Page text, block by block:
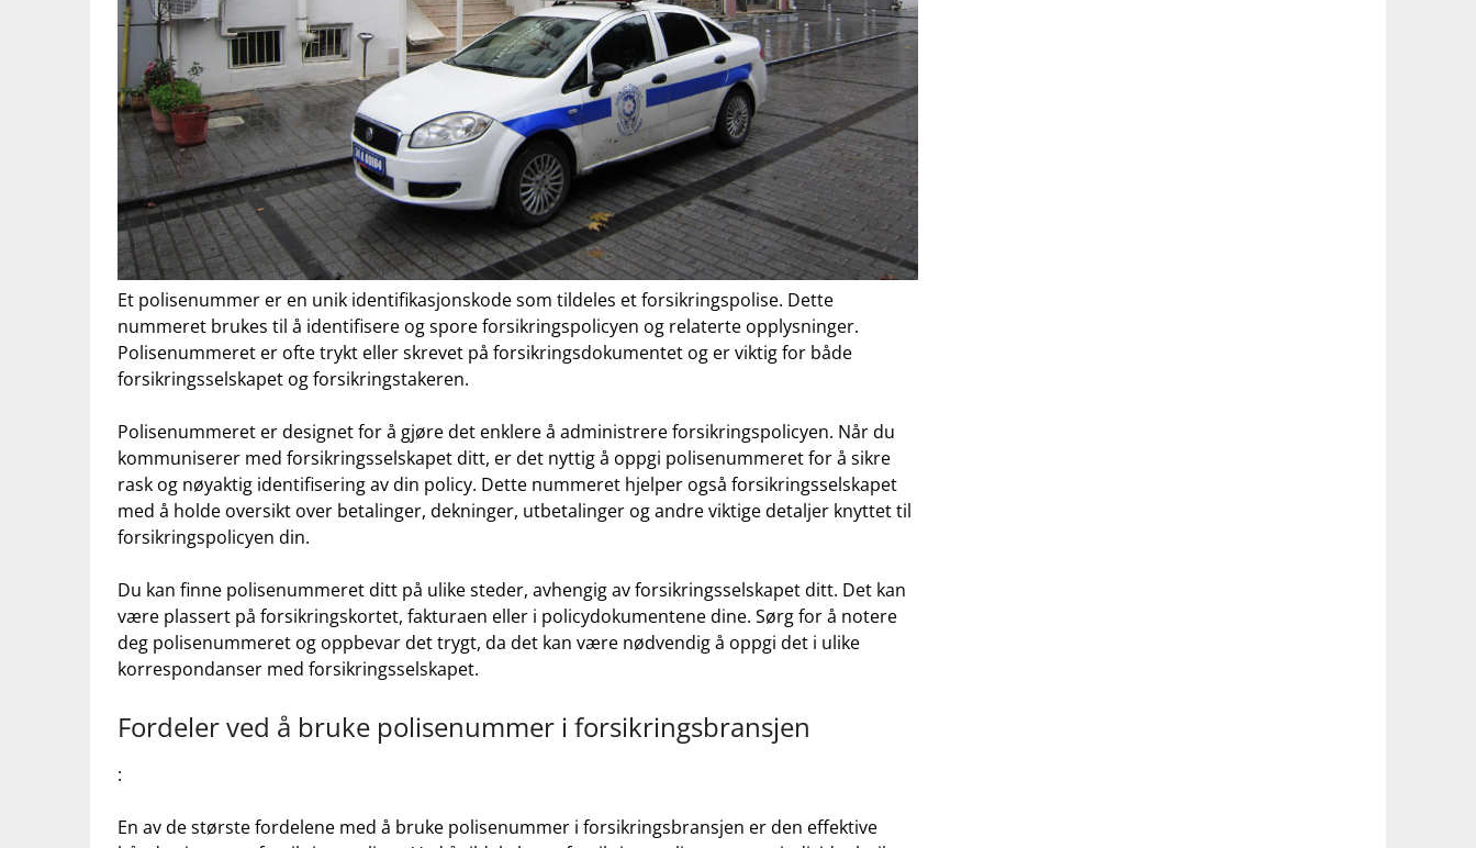
Et polisenummer⁤ er⁤ en unik identifikasjonskode ⁤som tildeles et forsikringspolise. Dette
nummeret brukes ⁤til å identifisere og spore forsikringspolicyen og relaterte opplysninger.
Polisenummeret er ofte trykt eller ⁤skrevet på forsikringsdokumentet og er⁤ viktig for både
forsikringsselskapet og ⁤forsikringstakeren.
Polisenummeret er designet for å‍ gjøre det‌ enklere å administrere ⁢forsikringspolicyen.‍ Når du
kommuniserer⁢ med forsikringsselskapet ditt, er det nyttig‍ å ‍oppgi polisenummeret​ for ‍å sikre
rask og nøyaktig identifisering av din⁣ policy. Dette nummeret hjelper også⁢ forsikringsselskapet
med å holde oversikt⁣ over betalinger, dekninger,‌ utbetalinger og andre viktige detaljer ⁤knyttet til
forsikringspolicyen ⁢din.
Du kan finne ‍polisenummeret ditt på ulike steder, avhengig av forsikringsselskapet ditt. Det​ kan
være plassert på forsikringskortet, fakturaen ⁢eller i policydokumentene⁢ dine. ⁢Sørg for å ‍notere
deg polisenummeret og oppbevar det trygt,​ da det kan være nødvendig ⁤å oppgi det i ulike
korrespondanser med ‍forsikringsselskapet.
Fordeler ved å bruke polisenummer ​i forsikringsbransjen
:
En av de største fordelene med å bruke⁤ polisenummer i forsikringsbransjen er den effektive